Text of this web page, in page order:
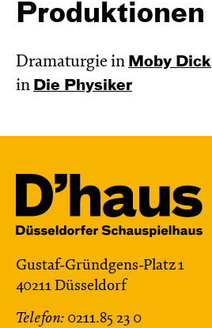
Produktionen
Dramaturgie in Moby Dick
in Die Physiker
Gustaf-Gründgens-Platz 1
40211 Düsseldorf
Telefon: 0211.85 23 0